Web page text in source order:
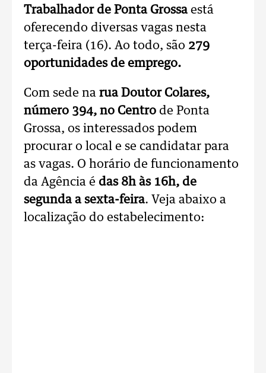
Trabalhador de Ponta Grossaestá
oferecendo diversas vagas nesta
terça-feira (16). Ao todo, são 279
oportunidades de emprego.
Com sede na rua Doutor Colares,
número 394, no Centro de Ponta
Grossa, os interessados podem
procurar o local e se candidatar para
as vagas. O horário de funcionamento
da Agência é das 8h às 16h, de
segunda a sexta-feira. Veja abaixo a
localização do estabelecimento: